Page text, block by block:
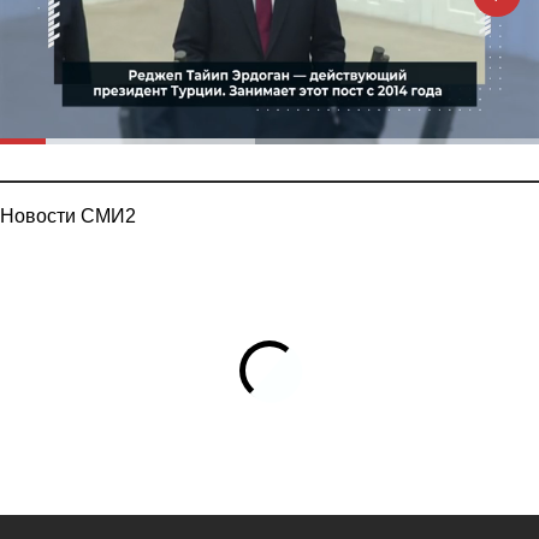
Новости СМИ2